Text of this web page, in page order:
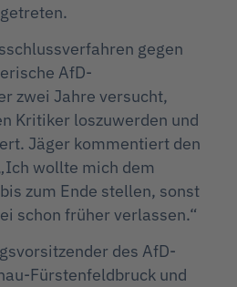
gegen
AfD-
zwei Jahre versucht,
Kritiker loszuwerden und
Jäger kommentiert den
wollte mich dem
zum Ende stellen, sonst
schon früher verlassen.“
des AfD-
Fürstenfeldbruck und